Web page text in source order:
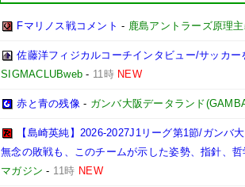
Fマリノス戦コメント - 鹿島アントラーズ原理
佐藤洋フィジカルコーチインタビュー/サッカ
SIGMACLUBweb - 11時 NEW
赤と青の残像- ガンバ大阪データランド
【島崎英純】2026-2027J1リーグ第1節/ガンバ
無念の敗戦も、このチームが示した姿勢、指針、哲
マガジン - 11時 NEW